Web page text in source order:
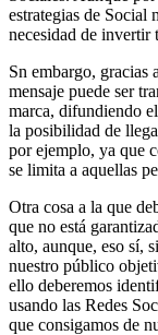
estrategias de Social
necesidad de invertir
Sn embargo, gracias
mensaje puede ser
marca, difundiendo
la posibilidad de
por ejemplo, ya que
se limita a aquellas
Otra cosa a la que
que no está
alto, aunque, eso sí,
nuestro público
ello deberemos
usando las Redes
que consigamos de